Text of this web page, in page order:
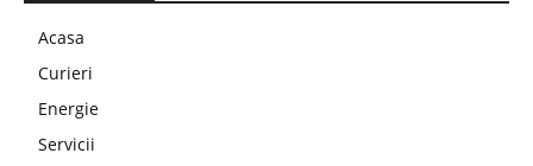
Acasa
Curieri
Energie
Servicii